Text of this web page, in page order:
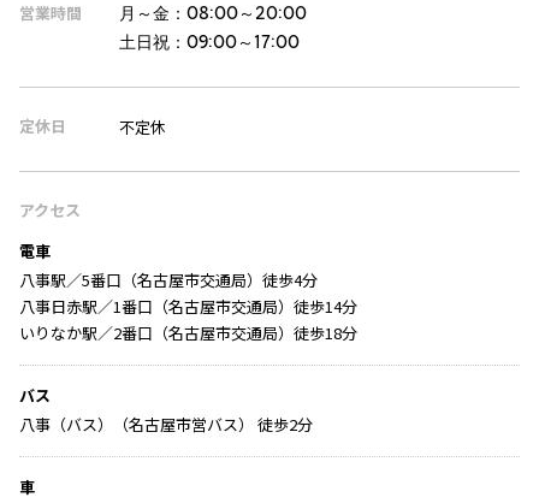
営業時間 月～金：08:00～20:00
土日祝：09:00～17:00
定休日 不定休
アクセス
電車
八事駅／5番口（名古屋市交通局）徒歩4分
八事日赤駅／1番口（名古屋市交通局）徒歩14分
いりなか駅／2番口（名古屋市交通局）徒歩18分
バス
八事（バス）（名古屋市営バス） 徒歩2分
車